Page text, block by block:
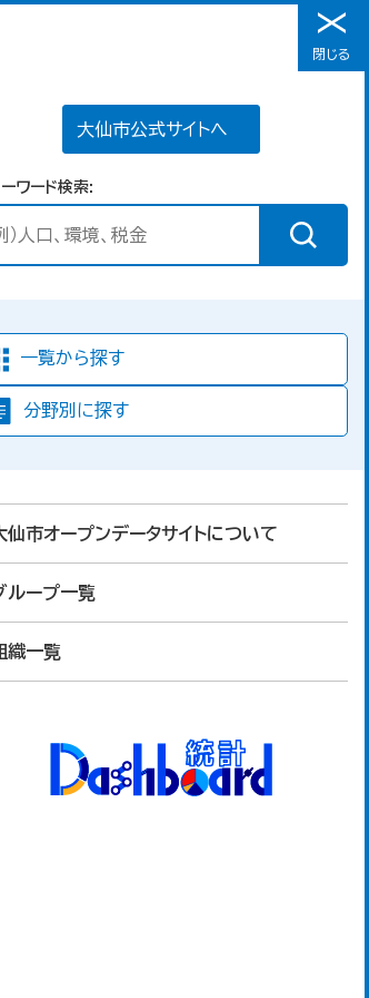
メニュー
大仙市公式サイトへ
ーワード検索
一覧から探す
分野別に探す
仙市オープンデータサイトについて
ループ一覧
織一覧
閉じる
ます。
ます。